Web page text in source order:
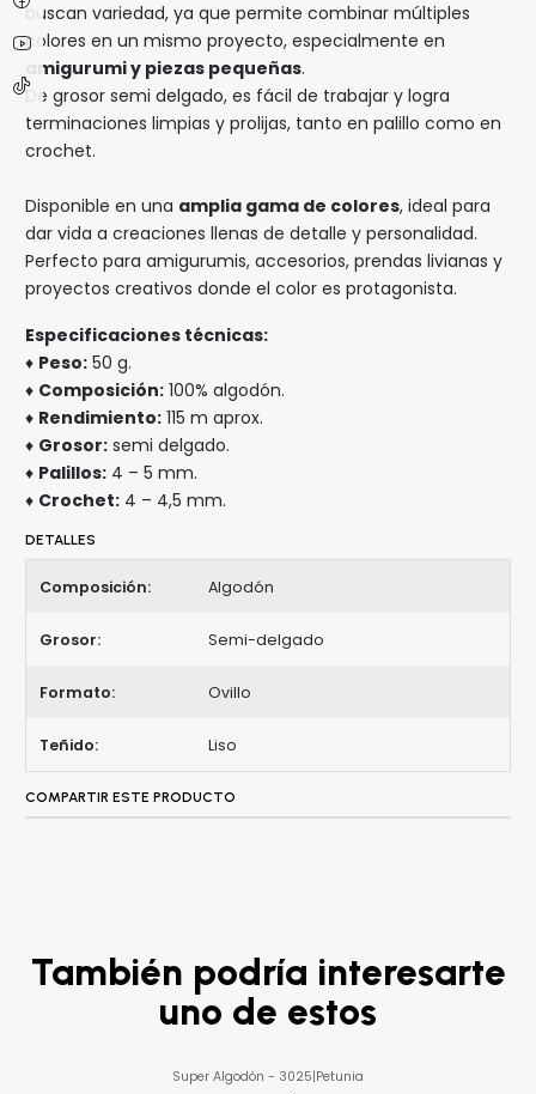
buscan variedad, ya que permite combinar múltiples
colores en un mismo proyecto, especialmente en
amigurumi y piezas pequeñas.
De grosor semi delgado, es fácil de trabajar y logra
terminaciones limpias y prolijas, tanto en palillo como en
crochet.
Disponible en una amplia gama de colores, ideal para
dar vida a creaciones llenas de detalle y personalidad.
Perfecto para amigurumis, accesorios, prendas livianas y
proyectos creativos donde el color es protagonista.
Especificaciones técnicas:
♦ Peso: 50 g.
♦ Composición: 100% algodón.
♦ Rendimiento: 115 m aprox.
♦ Grosor: semi delgado.
♦ Palillos: 4 – 5 mm.
♦ Crochet: 4 – 4,5 mm.
DETALLES
Composición: Algodón
Grosor: Semi-delgado
Formato: Ovillo
Teñido: Liso
COMPARTIR ESTE PRODUCTO
También podría interesarte
uno de estos
Super Algodón - 3025|Petunia